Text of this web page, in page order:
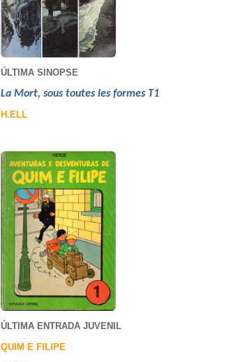
ÚLTIMA SINOPSE
La Mort, sous toutes les formes T1
H.ELL
ÚLTIMA ENTRADA JUVENIL
QUIM E FILIPE